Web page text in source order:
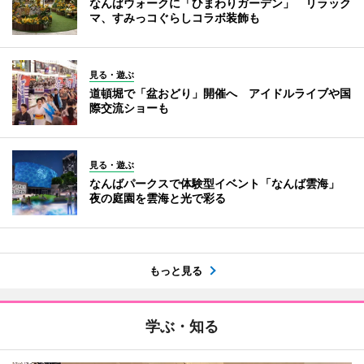
マ、すみっコぐらしコラボ装飾も
見る・遊ぶ
道頓堀で「盆おどり」開催へ アイドルライブや国
際交流ショーも
見る・遊ぶ
なんばパークスで体験型イベント「なんば雲海」
夜の庭園を雲海と光で彩る
もっと見る
学ぶ・知る